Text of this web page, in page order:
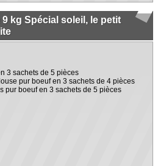
kg Spécial soleil, le petit
3 sachets de 5 pièces
pur boeuf en 3 sachets de 4 pièces
pur boeuf en 3 sachets de 5 pièces